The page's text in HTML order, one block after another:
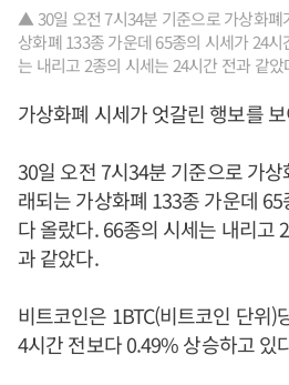
▲ 30일 오전 7시34분 기준으로 가상화폐
상화폐 133종 가운데 65종의 시세가 24
는 내리고 2종의 시세는 24시간 전과 같았
가상화폐 시세가 엇갈린 행보를
30일 오전 7시34분 기준으로 가
래되는 가상화폐 133종 가운데
다 올랐다. 66종의 시세는 내리고
과 같았다.
비트코인은 1BTC(비트코인 단위)
4시간 전보다 0.49% 상승하고 있